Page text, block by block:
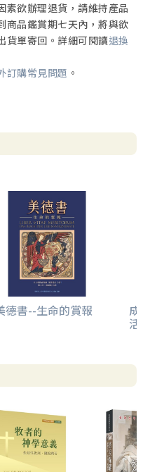
素欲辦理退貨，請維持產品
商品鑑賞期七天內，將與欲
貨單寄回。詳細可閱讀退換
訂購常見問題 。
德書--生命的賞報 成
活